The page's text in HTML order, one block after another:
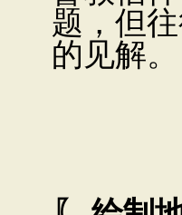
题，但
的见解。